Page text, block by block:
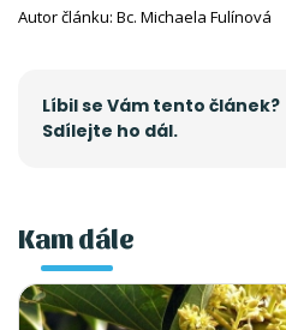
Autor článku: Bc. Michaela Fulínová
Líbil se Vám tento článek?
Sdílejte ho dál.
Kam dále